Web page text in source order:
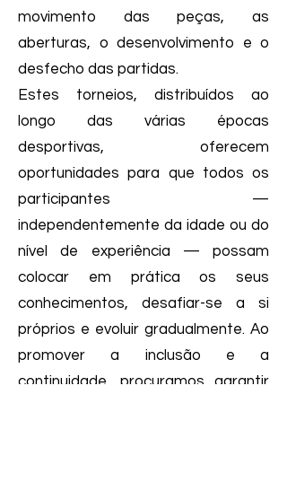
movimento das peças, as
aberturas, o desenvolvimento e o
desfecho das partidas.
Estes torneios, distribuídos ao
longo das várias épocas
desportivas, oferecem
oportunidades para que todos os
participantes —
independentemente da idade ou do
nível de experiência — possam
colocar em prática os seus
conhecimentos, desafiar-se a si
próprios e evoluir gradualmente. Ao
promover a inclusão e a
continuidade, procuramos garantir